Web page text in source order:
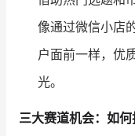
像通过微信小店
户面前一样，优
光。
三大赛道机会：如何